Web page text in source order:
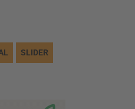
SLIDER